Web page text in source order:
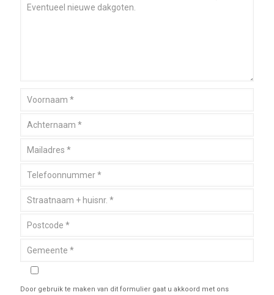
Door gebruik te maken van dit formulier gaat u akkoord met ons